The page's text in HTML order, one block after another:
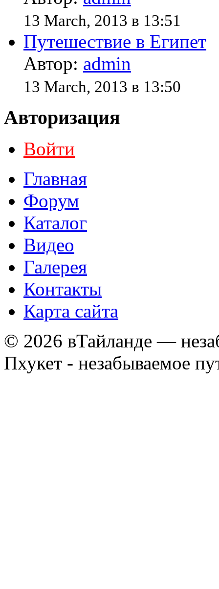
13 March, 2013 в 13:51
Путешествие в Египет
Автор: admin
13 March, 2013 в 13:50
Авторизация
Войти
Главная
Форум
Каталог
Видео
Галерея
Контакты
Карта сайта
© 2026 вТайланде —
Пхукет - незабываемое